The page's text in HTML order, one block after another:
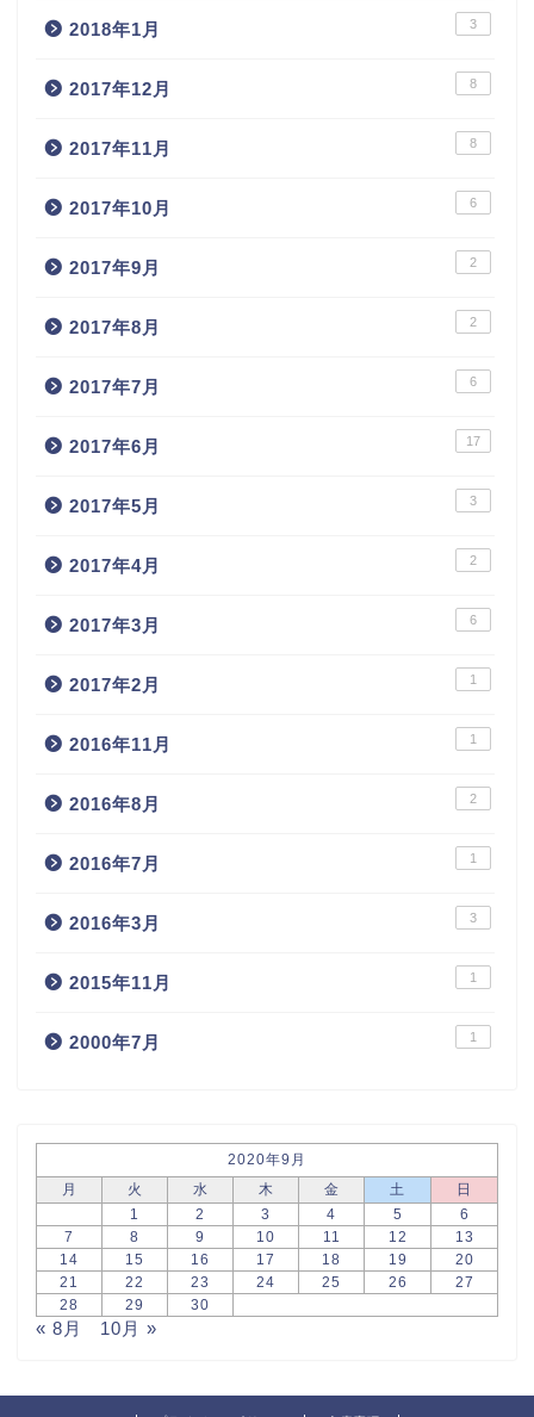
2018年1月 3
2017年12月 8
2017年11月 8
2017年10月 6
2017年9月 2
2017年8月 2
2017年7月 6
2017年6月 17
2017年5月 3
2017年4月 2
2017年3月 6
2017年2月 1
2016年11月 1
2016年8月 2
2016年7月 1
2016年3月 3
2015年11月 1
2000年7月 1
2020年9月
月
火 水 木 金 土
日
1
2 3 4 5
6
7
8 9 10 11 12
13
14
15 16 17 18 19
20
21
22 23 24 25 26
27
28
29 30
« 8月 10月 »